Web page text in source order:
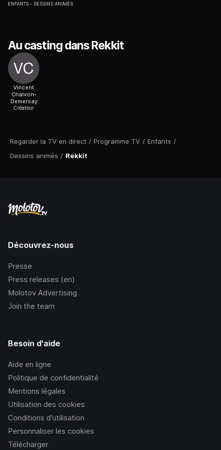
Regarder la TV en direct / Programme TV / Enfants /
Dessins animés / Rekkit
ENFANTS DESSINS ANIMÉS
Au casting dans Rekkit
Vincent
Chalvon-
Demersay
Créateur
Découvrez-nous
Presse
Press releases (en)
Molotov Advertising
Join the team
Besoin d'aide
Aide en ligne
Politique de confidentialité
Mentions légales
Utilisation des cookies
Conditions d’utilisation
Personnaliser les cookies
Télécharger